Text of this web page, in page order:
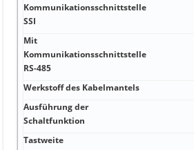
Kommunikationsschnittstelle
SSI
Mit
Kommunikationsschnittstelle
RS-485
Werkstoff des Kabelmantels
Ausführung der
Schaltfunktion
Tastweite